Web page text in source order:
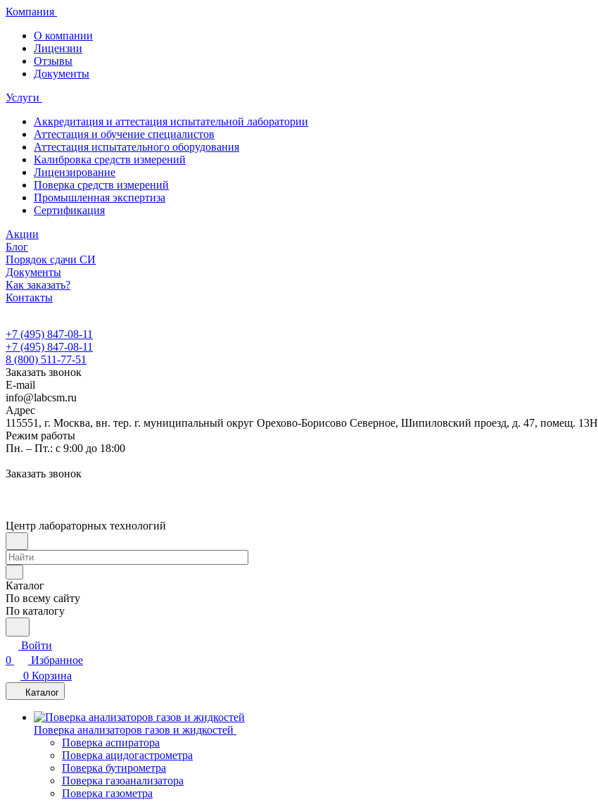
Компания
О компании
Лицензии
Отзывы
Документы
Услуги
Аккредитация и аттестация испытательной лаборатории
Аттестация и обучение специалистов
Аттестация испытательного оборудования
Калибровка средств измерений
Лицензирование
Поверка средств измерений
Промышленная экспертиза
Сертификация
Акции
Блог
Порядок сдачи СИ
Документы
Как заказать?
Контакты
+7 (495) 847-08-11
+7 (495) 847-08-11
8 (800) 511-77-51
Заказать звонок
E-mail
info@labcsm.ru
Адрес
115551, г. Москва, вн. тер. г. муниципальный округ Орехово-Борисово Северное, Шипиловский проезд, д. 47, помещ. 13Н
Режим работы
Пн. – Пт.: с 9:00 до 18:00
Заказать звонок
Центр лабораторных технологий
Каталог
По всему сайту
По каталогу
Войти
0
Избранное
0 Корзина
Каталог
Поверка анализаторов газов и жидкостей
Поверка аспиратора
Поверка ацидогастрометра
Поверка бутирометра
Поверка газоанализатора
Поверка газометра